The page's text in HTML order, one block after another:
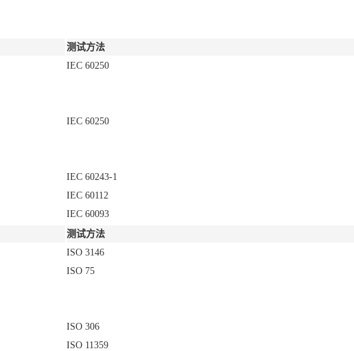
测试方法
IEC 60250
IEC 60250
IEC 60243-1
IEC 60112
IEC 60093
测试方法
ISO 3146
ISO 75
ISO 306
ISO 11359